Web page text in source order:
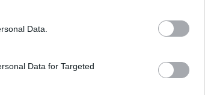
Data.
Data for Targeted